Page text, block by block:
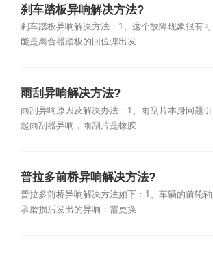
刹车踏板异响解决方法?
刹车踏板异响解决方法：1、这个故障现象很有可
能是离合器踏板的回位弹出发...
雨刮异响解决方法?
雨刮异响原因及解决办法：1、雨刮片本身问题引
起雨刮器异响，雨刮片是橡胶...
普拉多前桥异响解决方法?
普拉多前桥异响解决方法如下：1、车辆的前轮轴
承磨损后发出的异响；需更换...